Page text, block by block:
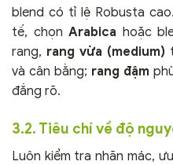
blend có tỉ lệ Robusta
tế, chọnArabica hoặc
rang, rang vừa (medium)
và cân bằng; rang đậm
đắng rõ.
3.2. Tiêu chí về độ
Luôn kiểm tra nhãn mác,